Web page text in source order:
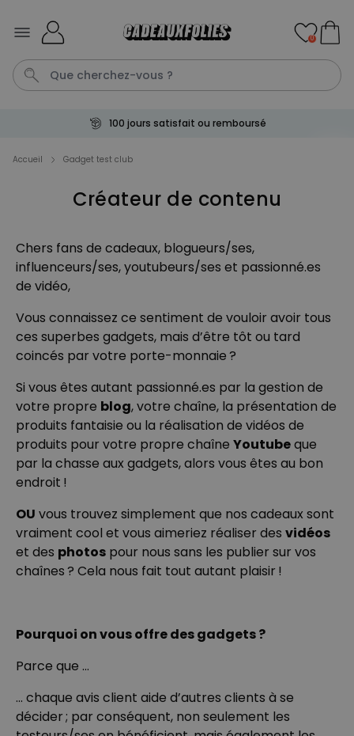
Personnalisable
compagnie
exemplaires
vendus
19,99 €
Paillasson personnalisé avec
pictos et nom
plus de 2.200
34,99 €
Personnalisable
Verre à gin personnalisé avec
texte
plus de 9.900
exemplaires
vendus
19,99 €
Design Instagram
plus de 4.600
exemplaires
vendus
24,99 €
Personnalisable
0
100 jours satisfait ou remboursé
Accueil Gadget test club
Créateur de contenu
Chers fans de cadeaux, blogueurs/ses,
influenceurs/ses, youtubeurs/ses et passionné.es
de vidéo,
Vous connaissez ce sentiment de vouloir avoir tous
ces superbes gadgets, mais d’être tôt ou tard
coincés par votre porte-monnaie ?
Si vous êtes autant passionné.es par la gestion de
votre propre blog, votre chaîne, la présentation de
produits fantaisie ou la réalisation de vidéos de
produits pour votre propre chaîne Youtubeque
par la chasse aux gadgets, alors vous êtes au bon
endroit !
OU vous trouvez simplement que nos cadeaux sont
vraiment cool et vous aimeriez réaliser des vidéos
et des photos pour nous sans les publier sur vos
chaînes ? Cela nous fait tout autant plaisir !
Pourquoi on vous offre des gadgets ?
Parce que …
... chaque avis client aide d’autres clients à se
décider ; par conséquent, non seulement les